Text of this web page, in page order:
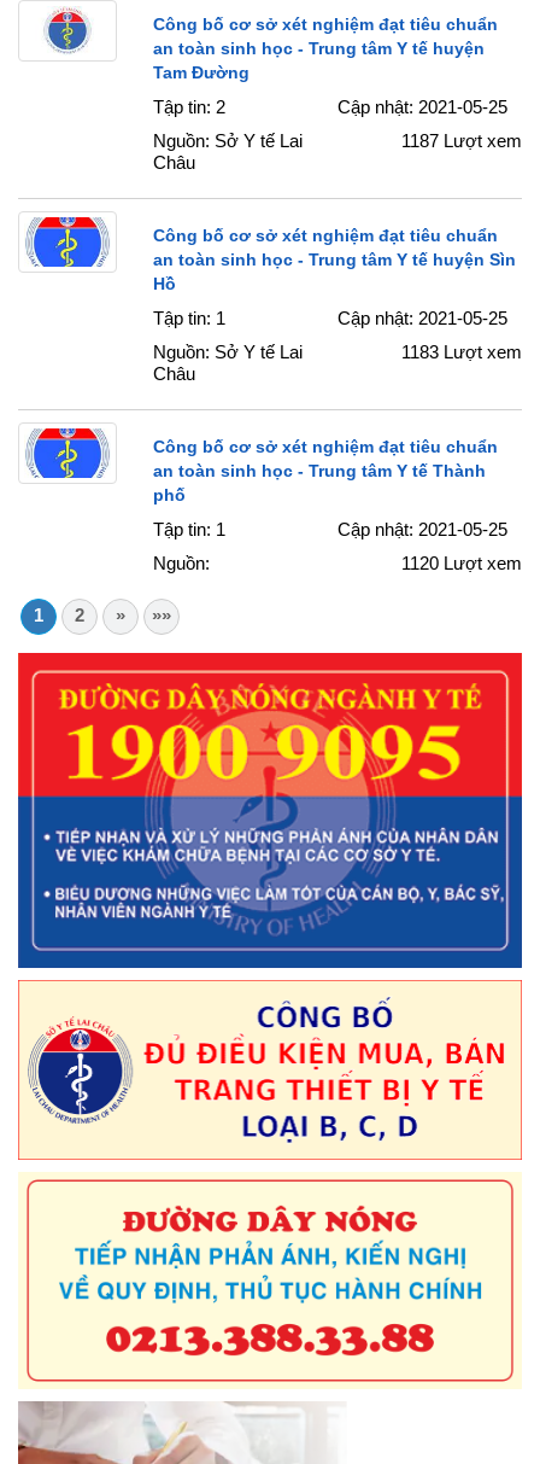
Công bố cơ sở xét nghiệm đạt tiêu chuẩn
an toàn sinh học - Trung tâm Y tế huyện
Tam Đường
Tập tin: 2
Cập nhật: 2021-05-25
Nguồn: Sở Y tế Lai
Châu
1187 Lượt xem
Công bố cơ sở xét nghiệm đạt tiêu chuẩn
an toàn sinh học - Trung tâm Y tế huyện Sìn
Hồ
Tập tin: 1
Cập nhật: 2021-05-25
Nguồn: Sở Y tế Lai
Châu
1183 Lượt xem
Công bố cơ sở xét nghiệm đạt tiêu chuẩn
an toàn sinh học - Trung tâm Y tế Thành
phố
Tập tin: 1
Cập nhật: 2021-05-25
Nguồn:
1120 Lượt xem
1 2 » »»